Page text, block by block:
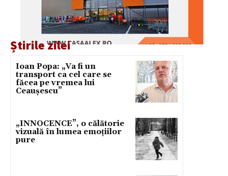
Știrile zilei
Ioan Popa: „Va fi un
transport ca cel care se
făcea pe vremea lui
Ceaușescu”
„INNOCENCE”, o călătorie
vizuală în lumea emoțiilor
pure